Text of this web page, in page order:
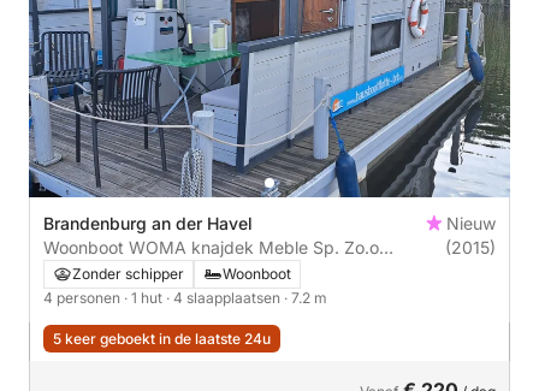
Brandenburg an der Havel
Nieuw
Woonboot WOMA knajdek Meble Sp. Zo.o
Hausboot
(2015)
Zonder schipper
Woonboot
4 personen · 1 hut · 4 slaapplaatsen · 7.2 m
5 keer geboekt in de laatste 24u